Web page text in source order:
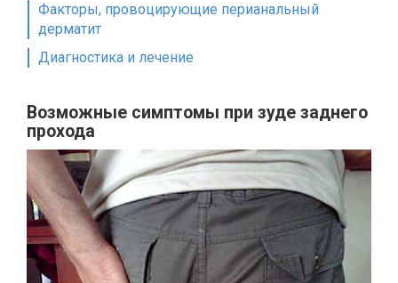
Факторы, провоцирующие перианальный
дерматит
Диагностика и лечение
Возможные симптомы при зуде заднего
прохода